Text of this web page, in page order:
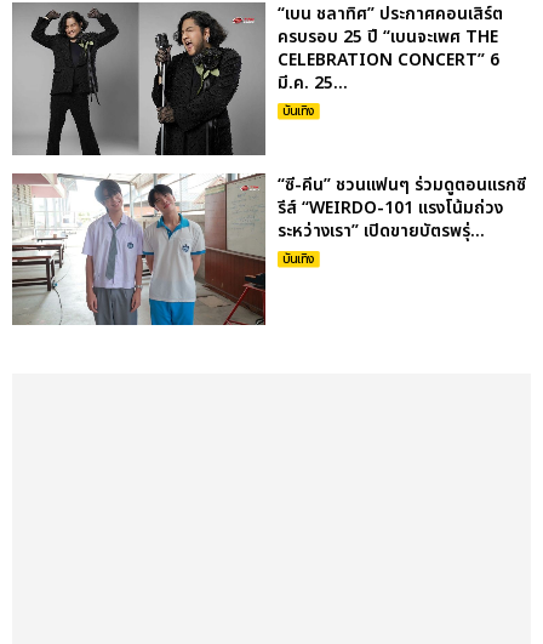
“เบน ชลาทิศ” ประกาศคอนเสิร์ต
ครบรอบ 25 ปี “เบนจะเพศ THE
CELEBRATION CONCERT” 6
มี.ค. 25...
บันเทิง
“ซี-คีน” ชวนแฟนๆ ร่วมดูตอนแรกซี
รีส์ “WEIRDO-101 แรงโน้มถ่วง
ระหว่างเรา” เปิดขายบัตรพรุ่...
บันเทิง